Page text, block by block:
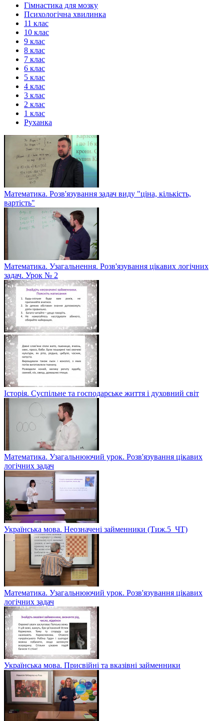
Гімнастика для мозку
Психологічна хвилинка
11 клас
10 клас
9 клас
8 клас
7 клас
6 клас
5 клас
4 клас
3 клас
2 клас
1 клас
Руханка
Математика. Розв'язування задач виду "ціна, кількість,
вартість"
Математика. Узагальнення. Розв'язування цікавих логічних
задач. Урок № 2
Історія. Суспільне та господарське життя і духовний світ
Математика. Узагальнюючий урок. Розв'язування цікавих
логічних задач
Українська мова. Неозначені займенники (Тиж.5_ЧТ)
Математика. Узагальнюючий урок. Розв'язування цікавих
логічних задач
Українська мова. Присвійні та вказівні займенники